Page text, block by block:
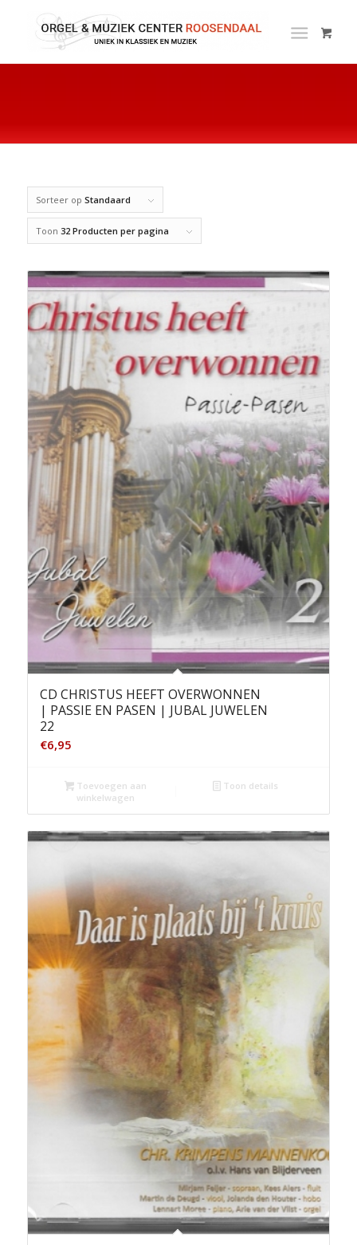
Sorteer op Standaard
Toon 32 Producten per pagina
CD CHRISTUS HEEFT OVERWONNEN
| PASSIE EN PASEN | JUBAL JUWELEN
22
€6,95
Toevoegen aan
winkelwagen
Toon details